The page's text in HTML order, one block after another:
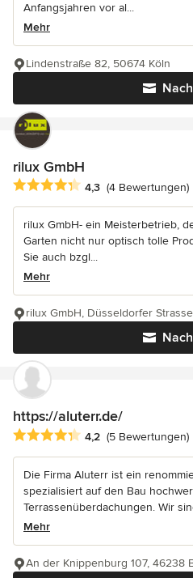
Anfangsjahren vor al...
Mehr
Lindenstraße 82, 50674 Köln
rilux GmbH
Durchschnittliche Bewertung:
4,3 (4 Bewertungen)
rilux GmbH- ein Meisterbetrieb,
Garten nicht nur optisch tolle
Sie auch bzgl...
Mehr
rilux GmbH, Düsseldorfer
https://aluterr.de/
Durchschnittliche Bewertung:
4,2 (5 Bewertungen)
Die Firma Aluterr ist ein
spezialisiert auf den Bau
Terrassenüberdachungen. Wir
Mehr
An der Knippenburg 107, 46238